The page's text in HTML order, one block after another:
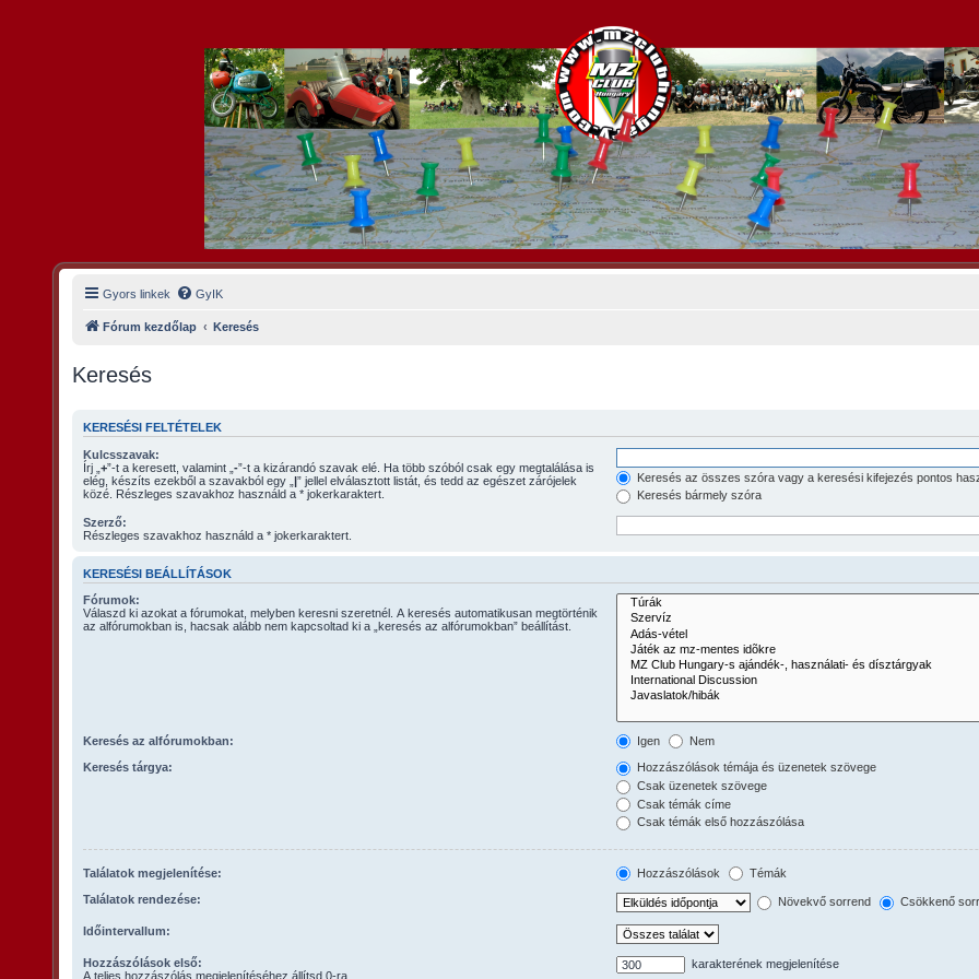
Gyors linkek GyIK
Fórum kezdőlap Keresés
Keresés
KERESÉSI FELTÉTELEK
Kulcsszavak:
Írj „+”-t a keresett, valamint „-”-t a kizárandó szavak elé. Ha több szóból csak egy megtalálása is
elég, készíts ezekből a szavakból egy „|” jellel elválasztott listát, és tedd az egészet zárójelek
közé. Részleges szavakhoz használd a * jokerkaraktert.
Keresés az összes szóra vagy a keresési kifejezés pontos
Keresés bármely szóra
Szerző:
Részleges szavakhoz használd a * jokerkaraktert.
KERESÉSI BEÁLLÍTÁSOK
Fórumok:
Válaszd ki azokat a fórumokat, melyben keresni szeretnél. A keresés automatikusan megtörténik
az alfórumokban is, hacsak alább nem kapcsoltad ki a „keresés az alfórumokban” beállítást.
Keresés az alfórumokban: Igen Nem
Keresés tárgya:
Hozzászólások témája és üzenetek szövege
Csak üzenetek szövege
Csak témák címe
Csak témák első hozzászólása
Találatok megjelenítése: Hozzászólások Témák
Találatok rendezése: Növekvő sorrend Csökkenő
Időintervallum:
Hozzászólások első:
A teljes hozzászólás megjelenítéséhez állítsd 0-ra.
karakterének megjelenítése